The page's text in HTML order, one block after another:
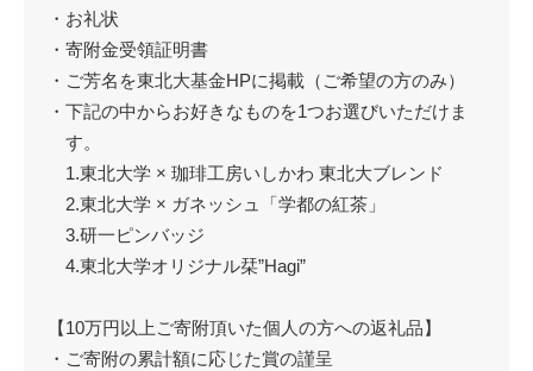
・お礼状
・寄附金受領証明書
・ご芳名を東北大基金HPに掲載（ご希望の方のみ）
・下記の中からお好きなものを1つお選びいただけま
す。
1.東北大学 × 珈琲工房いしかわ 東北大ブレンド
2.東北大学 × ガネッシュ「学都の紅茶」
3.研一ピンバッジ
4.東北大学オリジナル栞”Hagi”
【10万円以上ご寄附頂いた個人の方への返礼品】
・ご寄附の累計額に応じた賞の謹呈